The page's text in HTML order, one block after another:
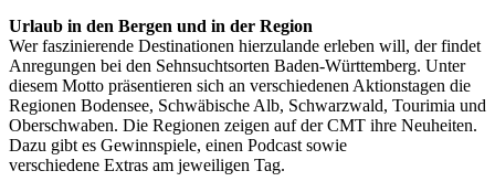
Urlaub in den Bergen und in der Region
Wer faszinierende Destinationen hierzulande erleben will, der findet
Anregungen bei den Sehnsuchtsorten Baden-Württemberg. Unter
diesem Motto präsentieren sich an verschiedenen Aktionstagen die
Regionen Bodensee, Schwäbische Alb, Schwarzwald, Tourimia und
Oberschwaben. Die Regionen zeigen auf der CMT ihre Neuheiten.
Dazu gibt es Gewinnspiele, einen Podcast sowie
verschiedene Extras am jeweiligen Tag.